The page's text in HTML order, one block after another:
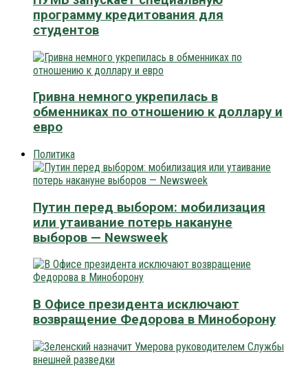
программу кредитования для
студентов
Гривна немного укрепилась в
обменниках по отношению к доллару и
евро
Политика
Путин перед выбором: мобилизация
или утаивание потерь накануне
выборов — Newsweek
В Офисе президента исключают
возвращение Федорова в Миноборону